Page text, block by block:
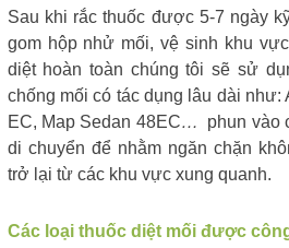
Sau khi rắc thuốc được 5-7 ngày
gom hộp nhử mối, vệ sinh khu
diệt hoàn toàn chúng tôi sẽ sử
chống mối có tác dụng lâu dài như:
EC, Map Sedan 48EC…
phun vào
di chuyển để nhằm ngăn chặn
trở lại từ các khu vực xung quanh.
Các loại thuốc diệt mối được